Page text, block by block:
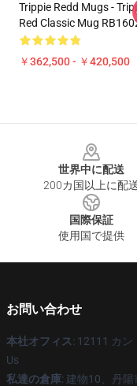
Trippie Redd Mugs -
Red Classic Mug
￥362,500 - ￥420,500
世界中に配送
200カ国以上に配
国際保証
使用国で提供
お問い合わせ
本社オフィス: 12111 カン
Us
私達の倉庫: 建物10、丹